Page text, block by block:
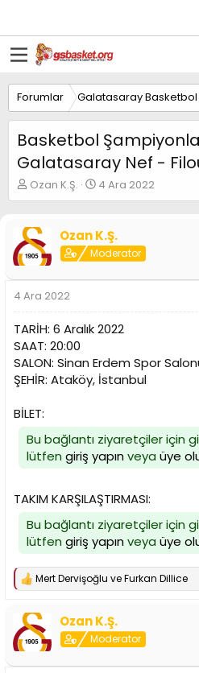
Forumlar Galatasaray Basketbol
Basketbol
Galatasaray Nef -
K
o
u
y
u
a
ş
l
a
t
a
n
Ozan K.Ş.
B
a
l
a
n
ı
t
a
i
h
i
4 Ara 2022
Ozan K.Ş.
Moderator
4 Ara 2022
TARİH: 6 Aralık 2022
SAAT: 20:00
SALON: Sinan Erdem Spor
ŞEHİR: Ataköy, İstanbul
BİLET:
Bu bağlantı ziyaretçiler için
lütfen giriş yapınveya üye
TAKIM KARŞILAŞTIRMASI:
Bu bağlantı ziyaretçiler için
lütfen giriş yapınveya üye
T
p
k
i
l
Mert Dervişoğlu veFurkan Dillice
Ozan K.Ş.
Moderator